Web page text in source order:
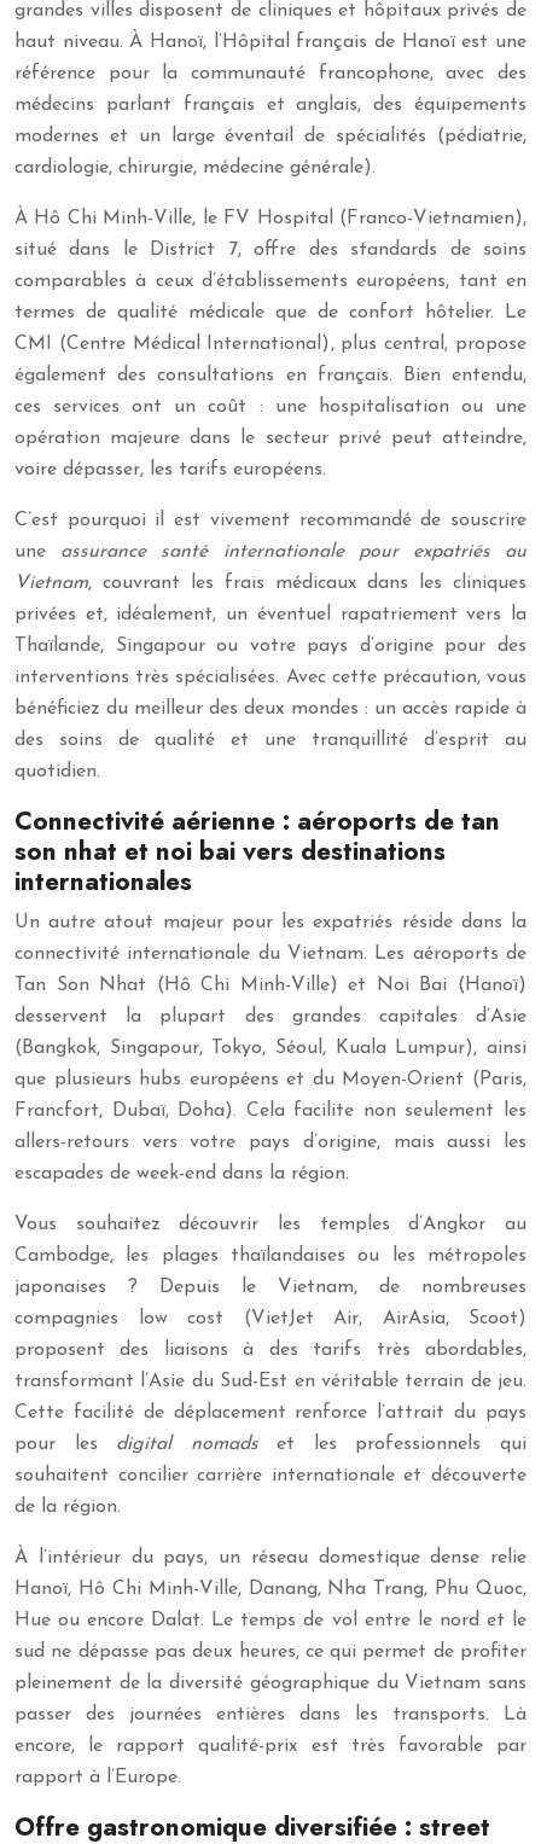
grandes villes disposent de cliniques et hôpitaux privés de
haut niveau. À Hanoï, l’Hôpital français de Hanoï est une
référence pour la communauté francophone, avec des
médecins parlant français et anglais, des équipements
modernes et un large éventail de spécialités (pédiatrie,
cardiologie, chirurgie, médecine générale).
À Hô Chi Minh-Ville, le FV Hospital (Franco-Vietnamien),
situé dans le District 7, offre des standards de soins
comparables à ceux d’établissements européens, tant en
termes de qualité médicale que de confort hôtelier. Le
CMI (Centre Médical International), plus central, propose
également des consultations en français. Bien entendu,
ces services ont un coût : une hospitalisation ou une
opération majeure dans le secteur privé peut atteindre,
voire dépasser, les tarifs européens.
C’est pourquoi il est vivement recommandé de souscrire
une assurance santé internationale pour expatriés au
Vietnam, couvrant les frais médicaux dans les cliniques
privées et, idéalement, un éventuel rapatriement vers la
Thaïlande, Singapour ou votre pays d’origine pour des
interventions très spécialisées. Avec cette précaution, vous
bénéficiez du meilleur des deux mondes : un accès rapide à
des soins de qualité et une tranquillité d’esprit au
quotidien.
Connectivité aérienne : aéroports de tan
son nhat et noi bai vers destinations
internationales
Un autre atout majeur pour les expatriés réside dans la
connectivité internationale du Vietnam. Les aéroports de
Tan Son Nhat (Hô Chi Minh-Ville) et Noi Bai (Hanoï)
desservent la plupart des grandes capitales d’Asie
(Bangkok, Singapour, Tokyo, Séoul, Kuala Lumpur), ainsi
que plusieurs hubs européens et du Moyen-Orient (Paris,
Francfort, Dubaï, Doha). Cela facilite non seulement les
allers-retours vers votre pays d’origine, mais aussi les
escapades de week-end dans la région.
Vous souhaitez découvrir les temples d’Angkor au
Cambodge, les plages thaïlandaises ou les métropoles
japonaises ? Depuis le Vietnam, de nombreuses
compagnies low cost (VietJet Air, AirAsia, Scoot)
proposent des liaisons à des tarifs très abordables,
transformant l’Asie du Sud-Est en véritable terrain de jeu.
Cette facilité de déplacement renforce l’attrait du pays
pour les digital nomadset les professionnels qui
souhaitent concilier carrière internationale et découverte
de la région.
À l’intérieur du pays, un réseau domestique dense relie
Hanoï, Hô Chi Minh-Ville, Danang, Nha Trang, Phu Quoc,
Hue ou encore Dalat. Le temps de vol entre le nord et le
sud ne dépasse pas deux heures, ce qui permet de profiter
pleinement de la diversité géographique du Vietnam sans
passer des journées entières dans les transports. Là
encore, le rapport qualité-prix est très favorable par
rapport à l’Europe.
Offre gastronomique diversifiée : street